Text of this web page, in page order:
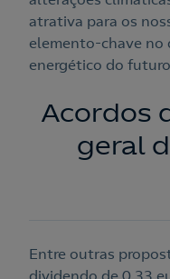
atrativa para os
elemento-chave no
energético do
Acordos
geral
Entre outras
dividendo de 0,33